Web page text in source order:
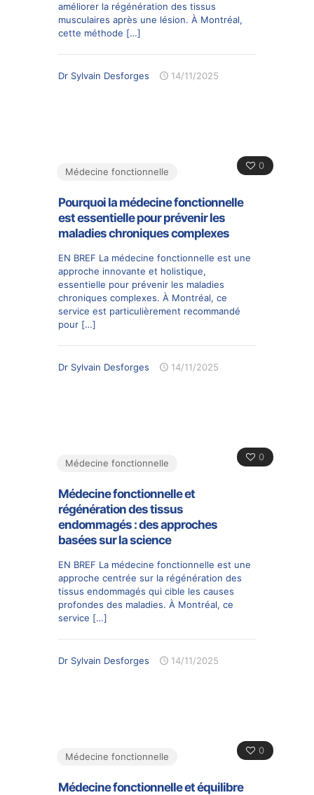
améliorer la régénération des tissus
musculaires après une lésion. À Montréal,
cette méthode […]
Dr Sylvain Desforges 14/11/2025
0
Médecine fonctionnelle
Pourquoi la médecine fonctionnelle
est essentielle pour prévenir les
maladies chroniques complexes
EN BREF La médecine fonctionnelle est une
approche innovante et holistique,
essentielle pour prévenir les maladies
chroniques complexes. À Montréal, ce
service est particulièrement recommandé
pour […]
Dr Sylvain Desforges 14/11/2025
0
Médecine fonctionnelle
Médecine fonctionnelle et
régénération des tissus
endommagés : des approches
basées sur la science
EN BREF La médecine fonctionnelle est une
approche centrée sur la régénération des
tissus endommagés qui cible les causes
profondes des maladies. À Montréal, ce
service […]
Dr Sylvain Desforges 14/11/2025
0
Médecine fonctionnelle
Médecine fonctionnelle et équilibre